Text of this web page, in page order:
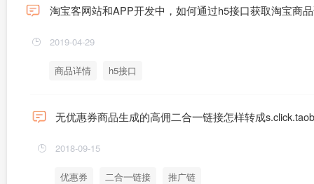
淘宝客网站和APP开发中，如何通过h5接口获取淘宝商
2019-04-29
商品详情 h5接口
无优惠券商品生成的高佣二合一链接怎样转成
2018-09-15
优惠券 二合一链接 推广链